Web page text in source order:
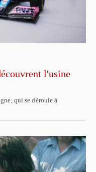
l'usine
qui se déroule à